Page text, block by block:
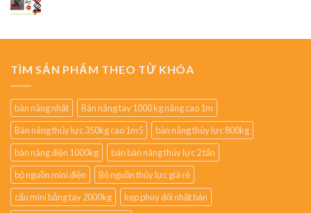
TÌM SẢN PHẨM THEO TỪ KHÓA
bàn nâng nhật
Bàn nâng tay 1000 kg nâng cao 1m
Bàn nâng thủy lực 350kg cao 1m5
bàn nâng thủy lực 800kg
bàn nâng điện 1000kg
bán bàn nâng thủy lực 2 tấn
bộ nguồn mini điện
Bộ nguồn thủy lực giá rẻ
cẩu mini bằng tay 2000kg
kẹp phuy đôi nhật bản